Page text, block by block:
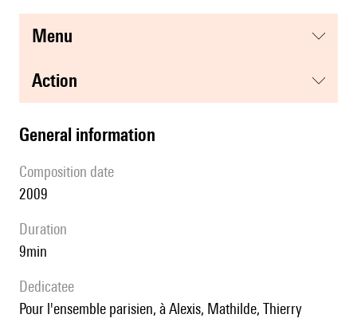
menu
action
general information
composition date
2009
duration
9min
Dedicatee
pour l'ensemble parisien, à Alexis, Mathilde, Thierry